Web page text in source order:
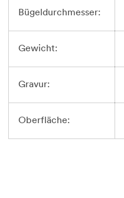
Bügeldurchmesser:
Gewicht:
Gravur:
Oberfläche: